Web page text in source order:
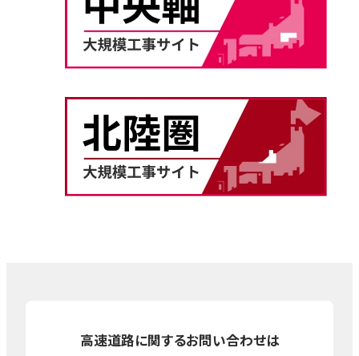
高速道路に関するお問い合わせは